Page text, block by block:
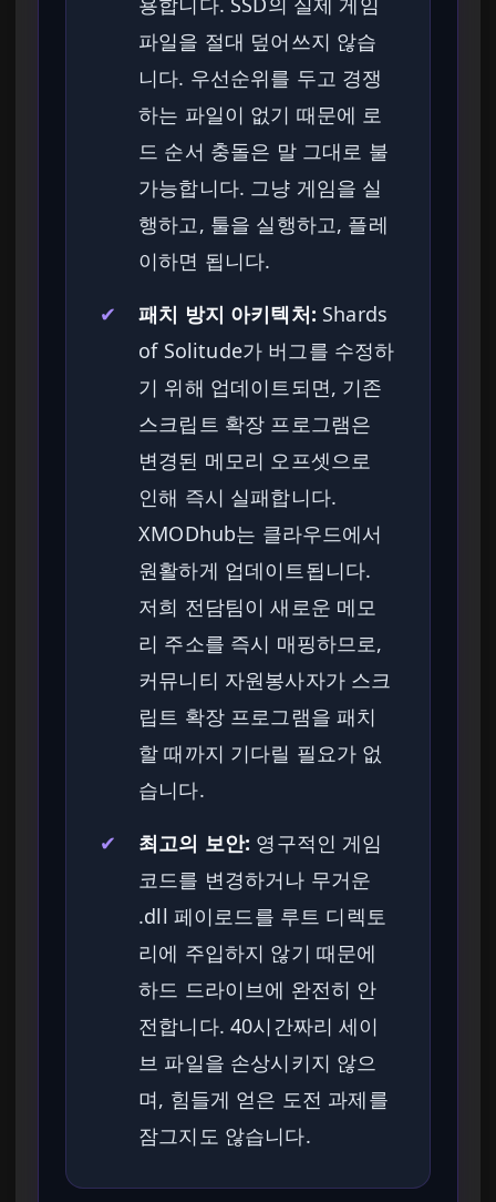
파일을 절대 덮어쓰지 않습
니다. 우선순위를 두고 경쟁
하는 파일이 없기 때문에 로
드 순서 충돌은 말 그대로 불
가능합니다. 그냥 게임을 실
행하고, 툴을 실행하고, 플레
이하면 됩니다.
✔
패치 방지 아키텍처: Shards
of Solitude가 버그를 수정하
기 위해 업데이트되면, 기존
스크립트 확장 프로그램은
변경된 메모리 오프셋으로
인해 즉시 실패합니다.
XMODhub는 클라우드에서
원활하게 업데이트됩니다.
저희 전담팀이 새로운 메모
리 주소를 즉시 매핑하므로,
커뮤니티 자원봉사자가 스크
립트 확장 프로그램을 패치
할 때까지 기다릴 필요가 없
습니다.
✔
최고의 보안: 영구적인 게임
코드를 변경하거나 무거운
.dll 페이로드를 루트 디렉토
리에 주입하지 않기 때문에
하드 드라이브에 완전히 안
전합니다. 40시간짜리 세이
브 파일을 손상시키지 않으
며, 힘들게 얻은 도전 과제를
잠그지도 않습니다.